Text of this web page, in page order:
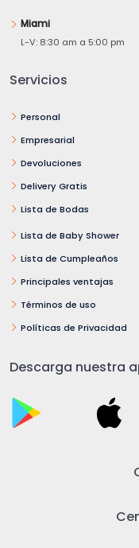
Miami
L-V: 8:30 am a 5:00 pm
Servicios
Personal
Empresarial
Devoluciones
Delivery Gratis
Lista de Bodas
Lista de Baby Shower
Lista de Cumpleaños
Principales ventajas
Términos de uso
Políticas de Privacidad
Descarga nuestra